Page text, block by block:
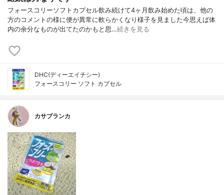
フォースコリーソフトカプセル飲み続けて4ヶ月飲み始めた頃は、他の
方のコメントの様に便が異常に軟らかくなり様子を見ました今思えば体
内の余分なものが出てたのかもと思…続きを見る
DHC(ディーエイチシー)
フォースコリー ソフト カプセル
カサブランカ